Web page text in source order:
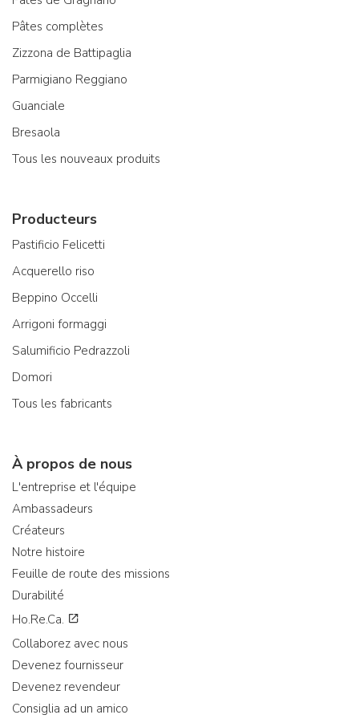
Pâtes complètes
Zizzona de Battipaglia
Parmigiano Reggiano
Guanciale
Bresaola
Tous les nouveaux produits
Producteurs
Pastificio Felicetti
Acquerello riso
Beppino Occelli
Arrigoni formaggi
Salumificio Pedrazzoli
Domori
Tous les fabricants
À propos de nous
L'entreprise et l'équipe
Ambassadeurs
Créateurs
Notre histoire
Feuille de route des missions
Durabilité
Ho.Re.Ca.
Collaborez avec nous
Devenez fournisseur
Devenez revendeur
Consiglia ad un amico